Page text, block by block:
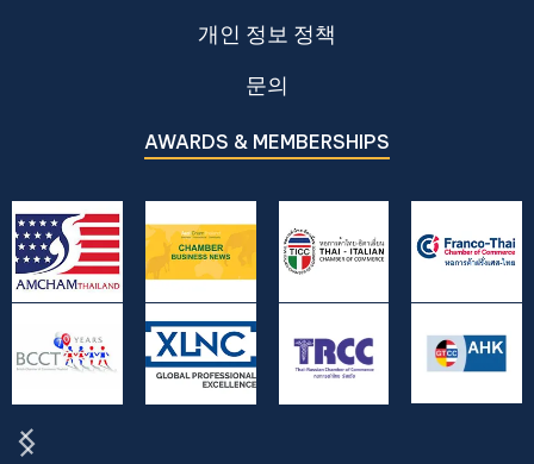
개인 정보 정책
문의
AWARDS & MEMBERSHIPS